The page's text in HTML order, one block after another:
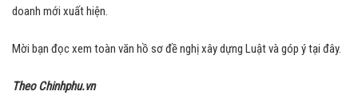
doanh mới xuất hiện.
Mời bạn đọc xem toàn văn hồ sơ đề nghị xây dựng Luật và góp ý tại đây.
Theo Chinhphu.vn